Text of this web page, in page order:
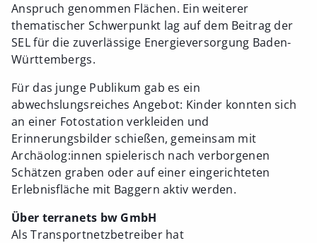
Anspruch genommen Flächen. Ein weiterer
thematischer Schwerpunkt lag auf dem Beitrag der
SEL für die zuverlässige Energieversorgung Baden-
Württembergs.
Für das junge Publikum gab es ein
abwechslungsreiches Angebot: Kinder konnten sich
an einer Fotostation verkleiden und
Erinnerungsbilder schießen, gemeinsam mit
Archäolog:innen spielerisch nach verborgenen
Schätzen graben oder auf einer eingerichteten
Erlebnisfläche mit Baggern aktiv werden.
Über terranets bw GmbH
Als Transportnetzbetreiber hat